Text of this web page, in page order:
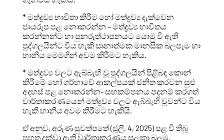
* මත්ද්‍රව්‍ය භාවිතා කිරීම හෝ මත්ද්‍රව්‍ය දැක්වෙන
ජායරූප පළ නොකරන්න – මත්ද්‍රව්‍ය භාවිතය
කරන්නන්ට හා පුනරුත්ථාපනයට යොමු වී ඇති
පුද්ගලයින්ට විය හැකි ඍනාත්මක මානසික බලපෑම හා
හානිය මෙමගින් අවම කිරීමට හැකිය.
* මත්ද්‍රව්‍ය වලට ඇබ්බැහි වූ පුද්ගලයින් පිළිබඳ කොන්
කිරීමේ හෝ ගර්හාවේ ආකල්පයක් ජනිත කරවන සුළු
අදහස් පළ නොකරන්න- සහකම්පනය පදනම් කරගත්
වාර්තාකරණයෙන් මත්ද්‍රව්‍ය වලට ඇබ්බැහි වූවන්ට විය
හැකි හානිය අවම කිරීමට හැකියි.
ඒ අනුව, අරුණ පුවත්පතේ (ජූලි. 4, 2025) පළ වී තිබූ
පහත දක්වා ඇති වාර්තාකරණය සලකා බලමු.